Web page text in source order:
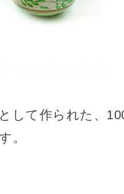
して作られた、
。